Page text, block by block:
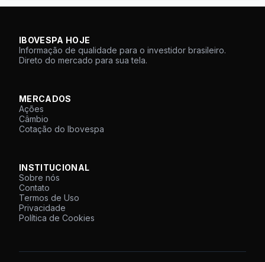
IBOVESPA HOJE
Informação de qualidade para o investidor brasileiro.
Direto do mercado para sua tela.
MERCADOS
Ações
Câmbio
Cotação do Ibovespa
INSTITUCIONAL
Sobre nós
Contato
Termos de Uso
Privacidade
Política de Cookies